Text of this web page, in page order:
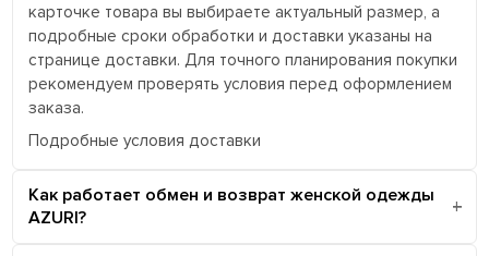
карточке товара вы выбираете актуальный размер, а
подробные сроки обработки и доставки указаны на
странице доставки. Для точного планирования покупки
рекомендуем проверять условия перед оформлением
заказа.
Подробные условия доставки
Как работает обмен и возврат женской одежды
AZURI?